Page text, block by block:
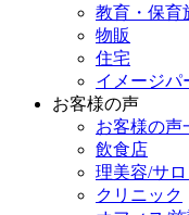
教育・保育
物販
住宅
イメージパ
お客様の声
お客様の声
飲食店
理美容/サ
クリニック